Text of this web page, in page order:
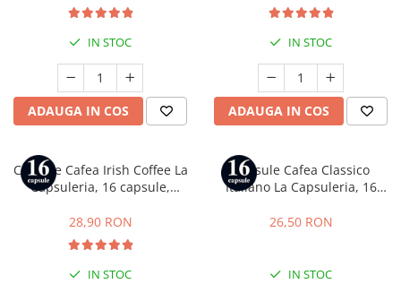
IN STOC
ADAUGA IN COS
IN STOC
ADAUGA IN COS
Capsule Cafea Irish Coffee La
Capsuleria, 16 capsule,
28,90 RON
IN STOC
Capsule Cafea Classico
Italiano La Capsuleria, 16
Gusto
26,50 RON
IN STOC